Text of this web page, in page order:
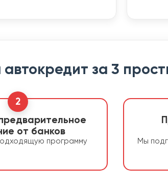
за 3
2
от банков
программу
Мы